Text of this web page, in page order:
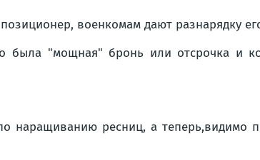
военкомам дают разнарядку
была "мощная" бронь или отсрочка и
наращиванию ресниц, а теперь,видимо